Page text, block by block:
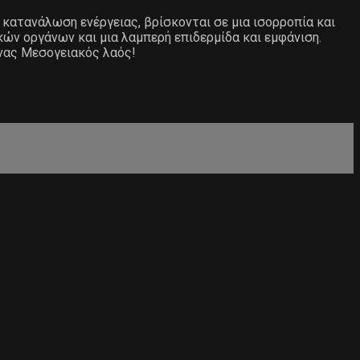
ενέργειας, βρίσκονται σε μια ισορροπία και
οργάνων και μια λαμπερή επιδερμίδα και εμφάνιση.
Μεσογειακός λαός!